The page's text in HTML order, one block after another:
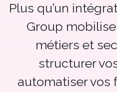
Plus qu’un
Group
métiers et
structurer
automatiser vos